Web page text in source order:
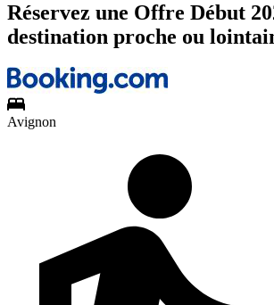
Réservez une Offre Début
destination proche ou
Avignon